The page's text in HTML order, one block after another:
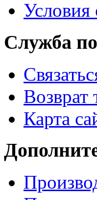
Условия
Служба
Возврат
Карта